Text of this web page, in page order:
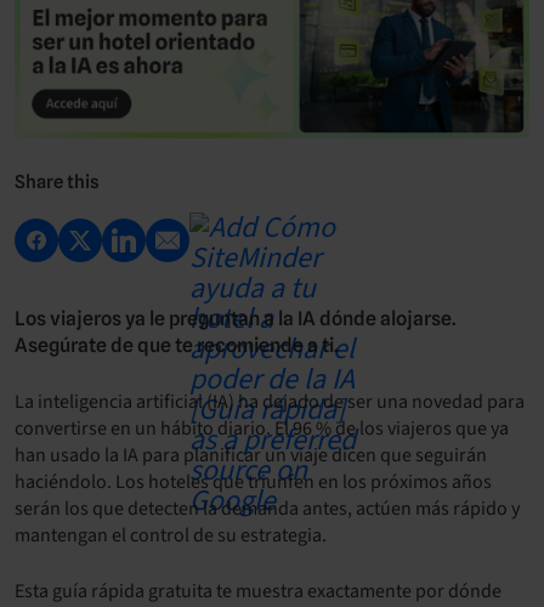
Share this
Los viajeros ya le preguntan a la IA dónde alojarse.
Asegúrate de que te recomiende a ti.
La inteligencia artificial (IA) ha dejado de ser una novedad para
convertirse en un hábito diario. El 96 % de los viajeros que ya
han usado la IA para planificar un viaje dicen que seguirán
haciéndolo. Los hoteles que triunfen en los próximos años
serán los que detecten la demanda antes, actúen más rápido y
mantengan el control de su estrategia.
Esta guía rápida gratuita te muestra exactamente por dónde